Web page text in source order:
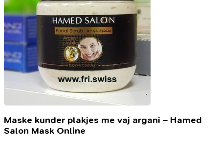
Maske kunder plakjes me vaj argani – Hamed
Salon Mask Online